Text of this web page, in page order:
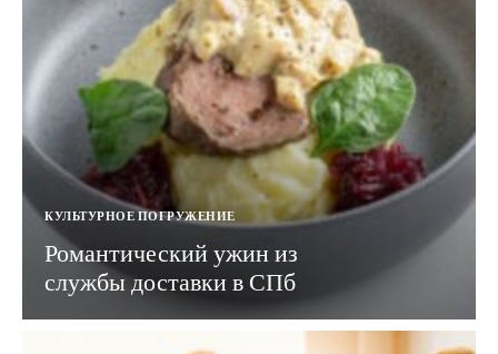
КУЛЬТУРНОЕ ПОГРУЖЕНИЕ
Романтический ужин из
службы доставки в СПб